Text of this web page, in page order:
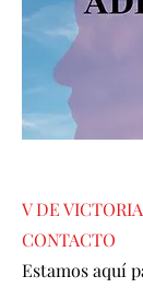
V DE
CONTACTO
Estamos aquí